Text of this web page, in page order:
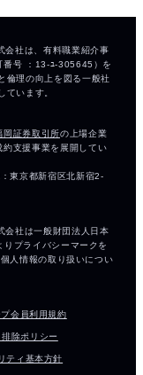
会員利用規約
除ポリシー
ティ基本方針